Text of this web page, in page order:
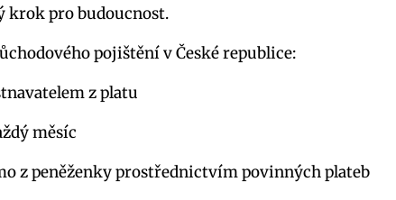
krok pro budoucnost.
pojištění v České republice:
z platu
měsíc
z peněženky prostřednictvím povinných plateb